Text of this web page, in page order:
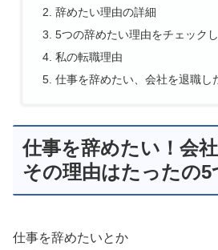
辞めたい理由の詳細
5つの辞めたい理由をチェック
私の転職理由
仕事を辞めたい、会社を退職し
仕事を辞めたい！会
その理由はたったの5
仕事を辞めたいとか